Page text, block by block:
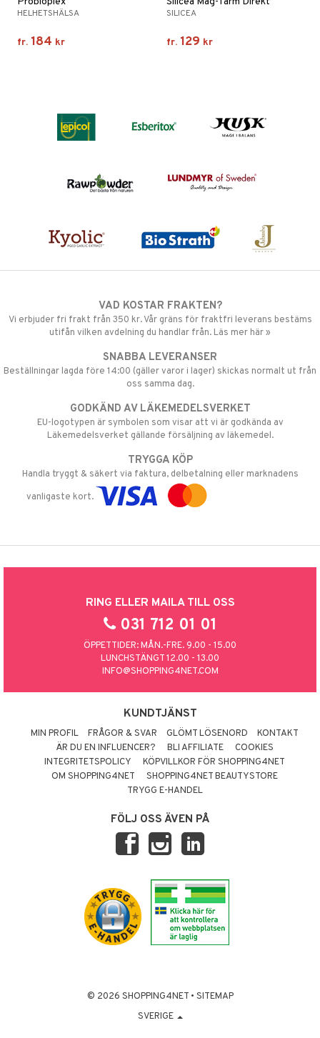
HELHETSHÄLSA
fr. 184 kr
SILICEA
fr. 129 kr
VAD KOSTAR FRAKTEN?
Vi erbjuder fri frakt från 350 kr. Vår gräns för fraktfri leverans bestäms
utifån vilken avdelning du handlar från. Läs mer här »
SNABBA LEVERANSER
Beställningar lagda före 14:00 (gäller varor i lager) skickas normalt ut från
oss samma dag.
GODKÄND AV LÄKEMEDELSVERKET
EU-logotypen är symbolen som visar att vi är godkända av
Läkemedelsverket gällande försäljning av läkemedel.
TRYGGA KÖP
Handla tryggt & säkert via faktura, delbetalning eller marknadens
vanligaste kort.
RING ELLER MAILA TILL OSS
031 712 01 01
ÖPPETTIDER: MÅN.-FRE. 9.00 - 15.00
LUNCHSTÄNGT 12.00 - 13.00
INFO@SHOPPING4NET.COM
KUNDTJÄNST
MIN PROFIL FRÅGOR & SVAR GLÖMT LÖSENORD
KONTAKT
ÄR DU EN INFLUENCER?
BLI AFFILIATE
COOKIES
INTEGRITETSPOLICY
KÖPVILLKOR FÖR SHOPPING4NET
OM SHOPPING4NET
SHOPPING4NET BEAUTYSTORE
TRYGG E-HANDEL
FÖLJ OSS ÄVEN PÅ
© 2026 SHOPPING4NET • SITEMAP
SVERIGE